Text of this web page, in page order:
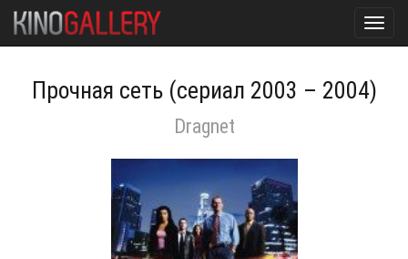
Прочная сеть (сериал 2003 – 2004)
Dragnet